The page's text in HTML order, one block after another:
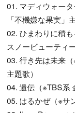
01. マディウォー
「不機嫌な果実」
02. ひまわりに積
スノービューティ
03. 行き先は未来
主題歌）
04. 遺伝（※TBS系
05. はるかぜ（※サ